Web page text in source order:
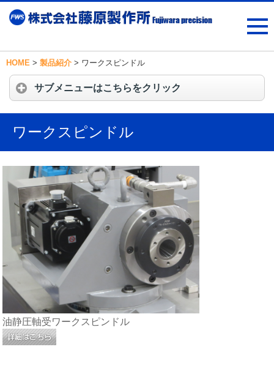
HOME > 製品紹介 > ワークスピンドル
サブメニューはこちらをクリック
ワークスピンドル
油静圧軸受ワークスピンドル